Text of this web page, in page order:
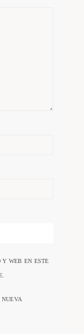
Y WEB EN ESTE